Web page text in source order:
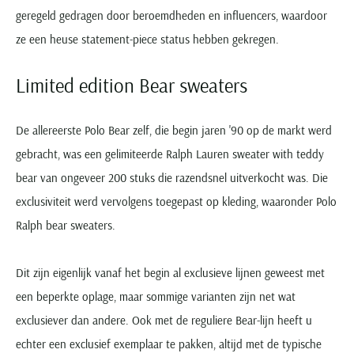
geregeld gedragen door beroemdheden en influencers, waardoor
ze een heuse statement-piece status hebben gekregen.
Limited edition Bear sweaters
De allereerste Polo Bear zelf, die begin jaren '90 op de markt werd
gebracht, was een gelimiteerde Ralph Lauren sweater with teddy
bear van ongeveer 200 stuks die razendsnel uitverkocht was. Die
exclusiviteit werd vervolgens toegepast op kleding, waaronder Polo
Ralph bear sweaters.
Dit zijn eigenlijk vanaf het begin al exclusieve lijnen geweest met
een beperkte oplage, maar sommige varianten zijn net wat
exclusiever dan andere. Ook met de reguliere Bear-lijn heeft u
echter een exclusief exemplaar te pakken, altijd met de typische